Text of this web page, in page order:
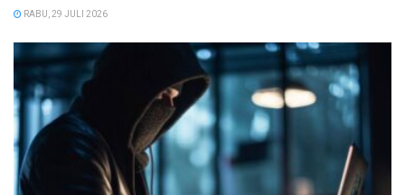
RABU, 29 JULI 2026